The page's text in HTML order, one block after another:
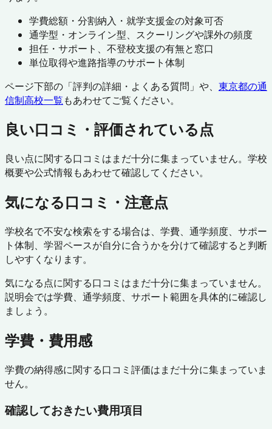
学費総額・分割納入・就学支援金の対象可否
通学型・オンライン型、スクーリングや課外の頻度
担任・サポート、不登校支援の有無と窓口
単位取得や進路指導のサポート体制
ページ下部の「評判の詳細・よくある質問」や、 東京都の通
信制高校一覧もあわせてご覧ください。
良い口コミ・評価されている点
良い点に関する口コミはまだ十分に集まっていません。学校
概要や公式情報もあわせて確認してください。
気になる口コミ・注意点
学校名で不安な検索をする場合は、学費、通学頻度、サポー
ト体制、学習ペースが自分に合うかを分けて確認すると判断
しやすくなります。
気になる点に関する口コミはまだ十分に集まっていません。
説明会では学費、通学頻度、サポート範囲を具体的に確認し
ましょう。
学費・費用感
学費の納得感に関する口コミ評価はまだ十分に集まっていま
せん。
確認しておきたい費用項目